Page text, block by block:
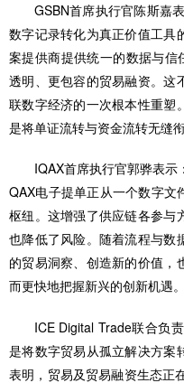
GSBN首席执行官陈斯嘉
数字记录转化为真正价值工具
案提供商提供统一的数据与信
透明、更包容的贸易融资。这
联数字经济的一次根本性重塑
是将单证流转与资金流转无缝
IQAX首席执行官郭骅表示
QAX电子提单正从一个数字
枢纽。这增强了供应链各参与
也降低了风险。随着流程与数
的贸易洞察、创造新的价值，
而更快地把握新兴的创新机遇
ICE Digital Trade联合负
是将数字贸易从孤立解决方案
表明，贸易及贸易融资生态正